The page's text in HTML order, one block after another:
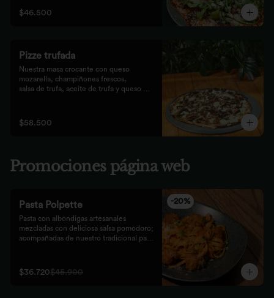
$46.500
Pizze trufada
Nuestra masa crocante con queso
mozarella, champiñones frescos,
salsa de trufa, aceite de trufa y queso
$58.500
Promociones página web
-20%
Pasta Polpette
Pasta con albóndigas artesanales
mezcladas con deliciosa salsa pomodoro;
acompañadas de nuestro tradicional pan
$36.720$45.900